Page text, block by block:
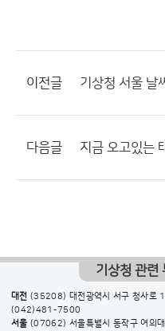
이전글 기상청 서울 날
다음글
기상청 관련
대전 (35208) 대전광역시 서구 청사로
(042)481-7500
서울 (07062) 서울특별시 동작구 여의